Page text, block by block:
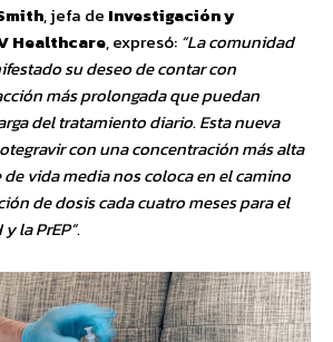
, jefa de Investigación y
Healthcare, expresó: “La comunidad
su deseo de contar con
más prolongada que puedan
del tratamiento diario. Esta nueva
con una concentración más alta
vida media nos coloca en el camino
de dosis cada cuatro meses para el
la PrEP”.